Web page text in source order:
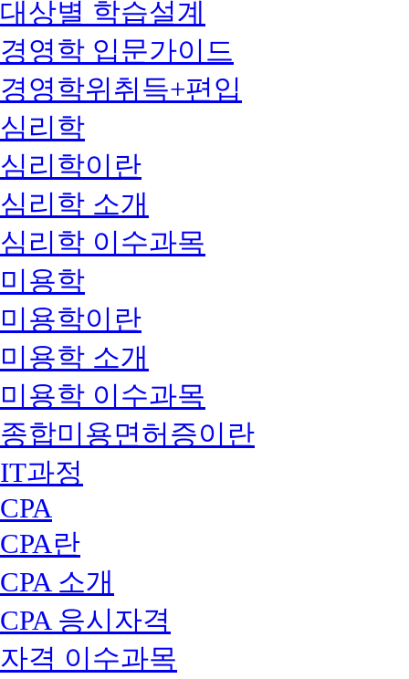
대상별 학습설계
경영학 입문가이드
경영학위취득+편입
심리학
심리학이란
심리학 소개
심리학 이수과목
미용학
미용학이란
미용학 소개
미용학 이수과목
종합미용면허증이란
IT과정
CPA
CPA란
CPA 소개
CPA 응시자격
자격 이수과목